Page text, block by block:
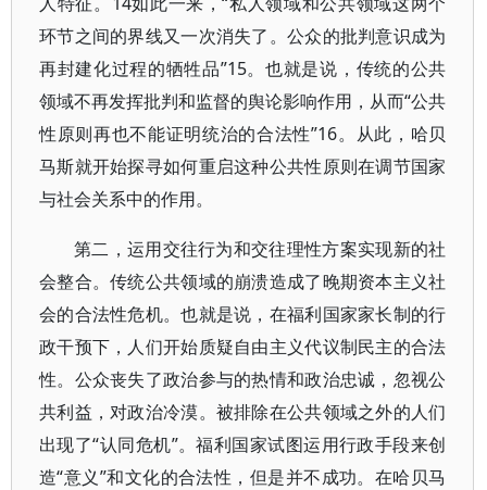
环节之间的界线又一次消失了。公众的批判意识成为
再封建化过程的牺牲品”15。也就是说，传统的公共
领域不再发挥批判和监督的舆论影响作用，从而“公共
性原则再也不能证明统治的合法性”16。从此，哈贝
马斯就开始探寻如何重启这种公共性原则在调节国家
与社会关系中的作用。
第二，运用交往行为和交往理性方案实现新的社
会整合。传统公共领域的崩溃造成了晚期资本主义社
会的合法性危机。也就是说，在福利国家家长制的行
政干预下，人们开始质疑自由主义代议制民主的合法
性。公众丧失了政治参与的热情和政治忠诚，忽视公
共利益，对政治冷漠。被排除在公共领域之外的人们
出现了“认同危机”。福利国家试图运用行政手段来创
造“意义”和文化的合法性，但是并不成功。在哈贝马